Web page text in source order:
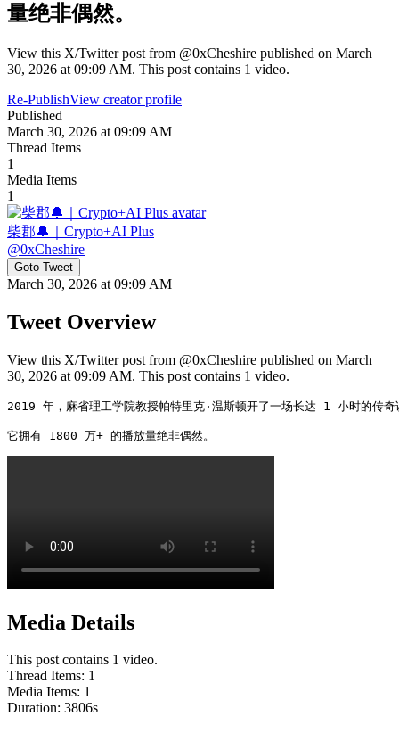
量绝非偶然。
View this X/Twitter post from @0xCheshire published on March
30, 2026 at 09:09 AM. This post contains 1 video.
Re-PublishView creator profile
Published
March 30, 2026 at 09:09 AM
Thread Items
1
Media Items
1
柴郡🔔｜Crypto+AI Plus
@0xCheshire
Goto Tweet
March 30, 2026 at 09:09 AM
Tweet Overview
View this X/Twitter post from @0xCheshire published on March
30, 2026 at 09:09 AM. This post contains 1 video.
2019 年，麻省理工学院教授帕特里克·温斯顿开了一场长达 1 小时的传奇
它拥有 1800 万+ 的播放量绝非偶然。
Media Details
This post contains 1 video.
Thread Items: 1
Media Items: 1
Duration: 3806s